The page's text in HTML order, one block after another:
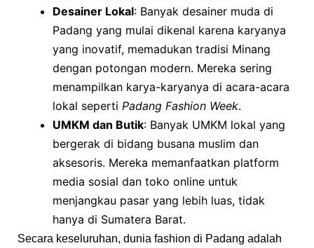
Desainer Lokal: Banyak desainer muda di
Padang yang mulai dikenal karena karyanya
yang inovatif, memadukan tradisi Minang
dengan potongan modern. Mereka sering
menampilkan karya-karyanya di acara-acara
lokal seperti Padang Fashion Week.
UMKM dan Butik: Banyak UMKM lokal yang
bergerak di bidang busana muslim dan
aksesoris. Mereka memanfaatkan platform
media sosial dan toko online untuk
menjangkau pasar yang lebih luas, tidak
hanya di Sumatera Barat.
Secara keseluruhan, dunia fashion di Padang adalah